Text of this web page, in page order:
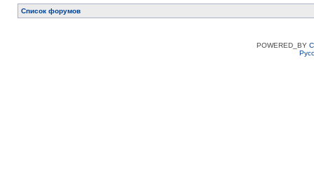
Список форумов
POWERED_BY